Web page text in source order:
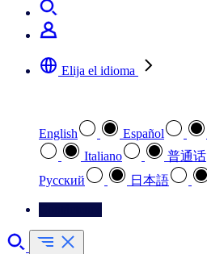
Elija el idioma
English Español
Italiano
普通话
Pусский
日本語